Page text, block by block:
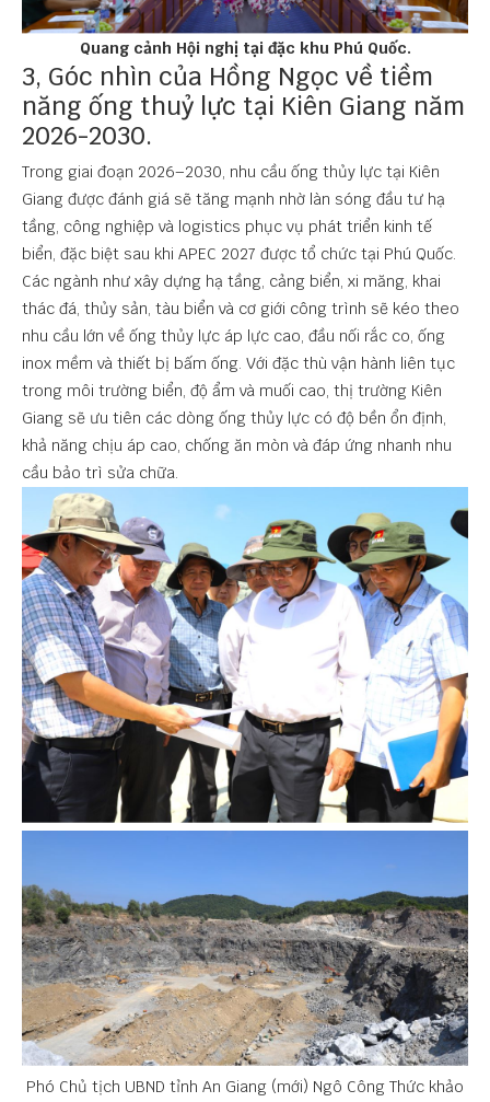
Quang cảnh Hội nghị tại đặc khu Phú Quốc.
3, Góc nhìn của Hồng Ngọc về tiềm
năng ống thuỷ lực tại Kiên Giang năm
2026-2030.
Trong giai đoạn 2026–2030, nhu cầu ống thủy lực tại Kiên
Giang được đánh giá sẽ tăng mạnh nhờ làn sóng đầu tư hạ
tầng, công nghiệp và logistics phục vụ phát triển kinh tế
biển, đặc biệt sau khi APEC 2027 được tổ chức tại Phú Quốc.
Các ngành như xây dựng hạ tầng, cảng biển, xi măng, khai
thác đá, thủy sản, tàu biển và cơ giới công trình sẽ kéo theo
nhu cầu lớn về ống thủy lực áp lực cao, đầu nối rắc co, ống
inox mềm và thiết bị bấm ống. Với đặc thù vận hành liên tục
trong môi trường biển, độ ẩm và muối cao, thị trường Kiên
Giang sẽ ưu tiên các dòng ống thủy lực có độ bền ổn định,
khả năng chịu áp cao, chống ăn mòn và đáp ứng nhanh nhu
cầu bảo trì sửa chữa.
Phó Chủ tịch UBND tỉnh An Giang (mới) Ngô Công Thức khảo